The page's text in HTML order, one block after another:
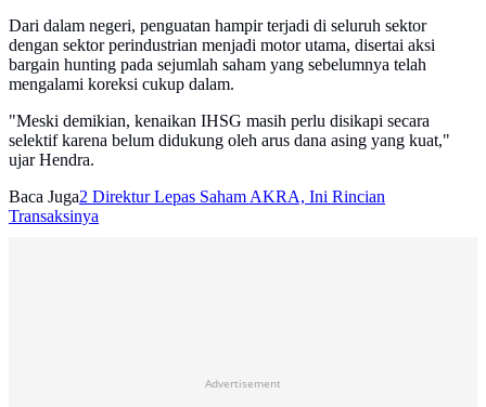
Dari dalam negeri, penguatan hampir terjadi di seluruh sektor
dengan sektor perindustrian menjadi motor utama, disertai aksi
bargain hunting pada sejumlah saham yang sebelumnya telah
mengalami koreksi cukup dalam.
"Meski demikian, kenaikan IHSG masih perlu disikapi secara
selektif karena belum didukung oleh arus dana asing yang kuat,"
ujar Hendra.
Baca Juga2 Direktur Lepas Saham AKRA, Ini Rincian
Transaksinya
Advertisement